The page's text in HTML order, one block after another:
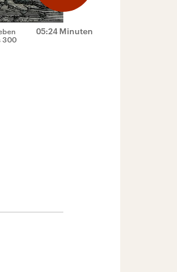
05:24 Minuten
300